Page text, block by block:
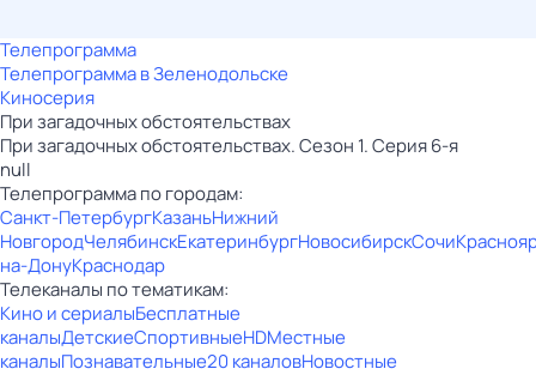
Телепрограмма
Телепрограмма в Зеленодольске
Киносерия
При загадочных обстоятельствах
При загадочных обстоятельствах. Сезон 1. Серия 6-я
null
Телепрограмма по городам:
Санкт-ПетербургКазаньНижний
НовгородЧелябинскЕкатеринбургНовосибирскСочи
на-ДонуКраснодар
Телеканалы по тематикам:
Кино и сериалыБесплатные
каналыДетскиеСпортивныеHDМестные
каналыПознавательные20 каналовНовостные